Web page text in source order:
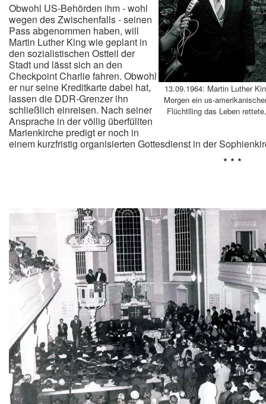
13.09.1964: Martin Luther
Morgen ein us-
Flüchtlling das Leben
Obwohl US-Behörden ihm - wohl
wegen des Zwischenfalls - seinen
Pass abgenommen haben, will
Martin Luther King wie geplant in
den sozialistischen Ostteil der
Stadt und lässt sich an den
Checkpoint Charlie fahren. Obwohl
er nur seine Kreditkarte dabei hat,
lassen die DDR-Grenzer ihn
schließlich einreisen. Nach seiner
Ansprache in der völlig überfüllten
Marienkirche predigt er noch in
einem kurzfristig organisierten Gottesdienst in der
* * *